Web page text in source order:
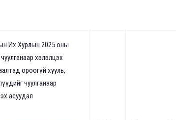
Их Хурлын 2025 оны
хэлэлцэх
ороогүй хууль,
чуулганаар
асуудал